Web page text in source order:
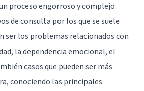
proceso engorroso y complejo.
de consulta por los que se suele
ser los problemas relacionados con
la dependencia emocional, el
casos que pueden ser más
conociendo las principales